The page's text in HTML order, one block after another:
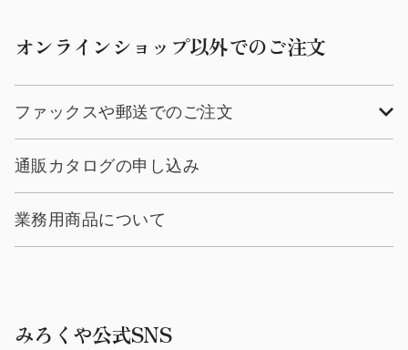
オンラインショップ以外でのご注文
ファックスや郵送でのご注文
通販カタログの申し込み
業務用商品について
みろくや公式SNS